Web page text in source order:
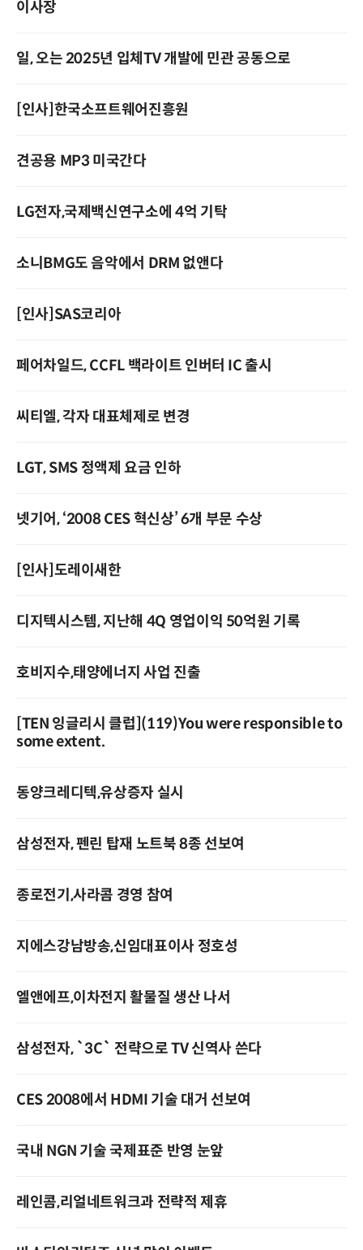
이사장
일, 오는 2025년 입체TV 개발에 민관 공동으로
[인사]한국소프트웨어진흥원
견공용 MP3 미국간다
LG전자,국제백신연구소에 4억 기탁
소니BMG도 음악에서 DRM 없앤다
[인사]SAS코리아
페어차일드, CCFL 백라이트 인버터 IC 출시
씨티엘, 각자 대표체제로 변경
LGT, SMS 정액제 요금 인하
넷기어, ‘2008 CES 혁신상’ 6개 부문 수상
[인사]도레이새한
디지텍시스템, 지난해 4Q 영업이익 50억원 기록
호비지수,태양에너지 사업 진출
[TEN 잉글리시 클럽](119)You were responsible to
some extent.
동양크레디텍,유상증자 실시
삼성전자, 펜린 탑재 노트북 8종 선보여
종로전기,사라콤 경영 참여
지에스강남방송,신임대표이사 정호성
엘앤에프,이차전지 활물질 생산 나서
삼성전자, `3C` 전략으로 TV 신역사 쓴다
CES 2008에서 HDMI 기술 대거 선보여
국내 NGN 기술 국제표준 반영 눈앞
레인콤,리얼네트워크과 전략적 제휴